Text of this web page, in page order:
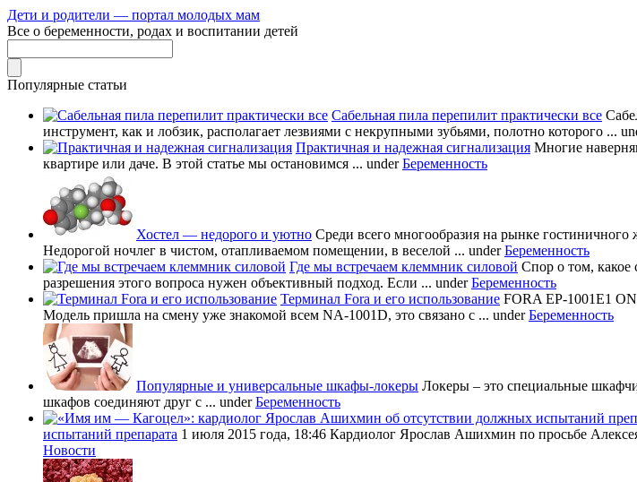
Дети и родители — портал молодых мам
Все о беременности, родах и воспитании детей
Популярные статьи
Сабельная пила перепилит практически все
инструмент, как и лобзик, располагает лезвиями с некрупными зубьями, полотно которого ...
Практичная и надежная сигнализация Многие
квартире или даче. В этой статье мы остановимся ... underБеременность
Хостел — недорого и уютно Среди всего многообразия на рынке
Недорогой ночлег в чистом, отапливаемом помещении, в веселой ... underБеременность
Где мы встречаем клеммник силовой Спор о том, какое
разрешения этого вопроса нужен объективный подход. Если ... underБеременность
Терминал Fora и его использование FORA EP-1001E1
Модель пришла на смену уже знакомой всем NA-1001D, это связано с ... underБеременность
Популярные и универсальные шкафы-локеры Локеры – это специальные
шкафов соединяют друг с ... underБеременность
испытаний препарата 1 июля 2015 года, 18:46 Кардиолог Ярослав Ашихмин по просьбе
Новости